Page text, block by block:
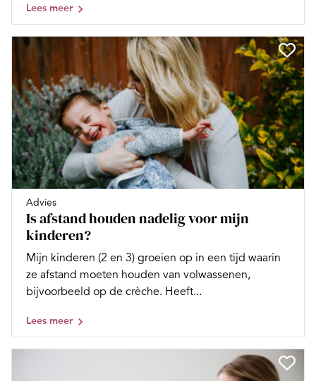
Lees meer
Advies
Is afstand houden nadelig voor mijn
kinderen?
Mijn kinderen (2 en 3) groeien op in een tijd waarin
ze afstand moeten houden van volwassenen,
bijvoorbeeld op de crèche. Heeft...
Lees meer